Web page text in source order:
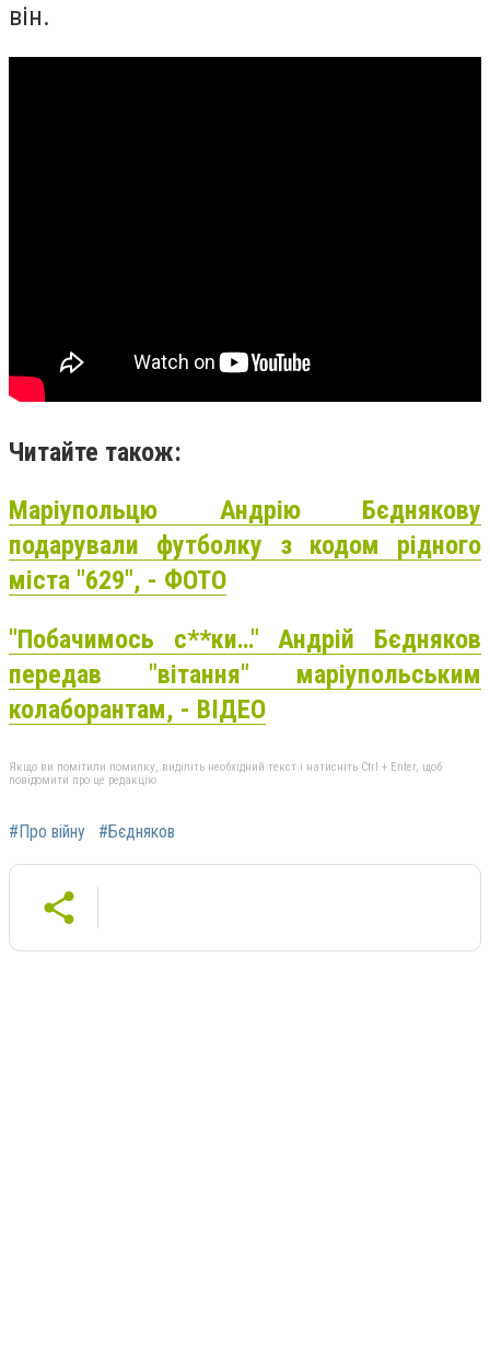
він.
Читайте також:
Маріупольцю Андрію Бєднякову
подарували футболку з кодом рідного
міста "629", - ФОТО
"Побачимось с**ки…" Андрій Бєдняков
передав "вітання" маріупольським
колаборантам, - ВІДЕО
Якщо ви помітили помилку, виділіть необхідний текст і натисніть Ctrl + Enter, щоб
повідомити про це редакцію
#Про війну #Бєдняков